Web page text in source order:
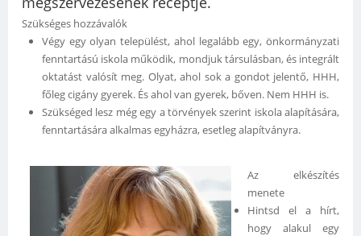
Szükséges hozzávalók
Végy egy olyan települést, ahol legalább egy, önkormányzati
fenntartású iskola működik, mondjuk társulásban, és integrált
oktatást valósít meg. Olyat, ahol sok a gondot jelentő, HHH,
főleg cigány gyerek. És ahol van gyerek, bőven. Nem HHH is.
Szükséged lesz még egy a törvények szerint iskola alapítására,
fenntartására alkalmas egyházra, esetleg alapítványra.
Az elkészítés
menete
Hintsd el a hírt,
hogy alakul egy